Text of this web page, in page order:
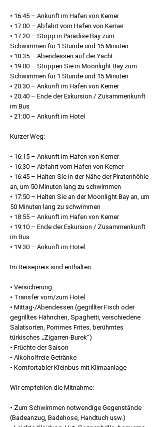
• 16:45 – Ankunft im Hafen von Kemer
• 17:00 – Abfahrt vom Hafen von Kemer
• 17:20 – Stopp in Paradise Bay zum
Schwimmen für 1 Stunde und 15 Minuten
• 18:35 – Abendessen auf der Yacht
• 19:00 – Stoppen Sie in Moonlight Bay zum
Schwimmen für 1 Stunde und 15 Minuten
• 20:30 – Ankunft im Hafen von Kemer
• 20:40 – Ende der Exkursion / Zusammenkunft
im Bus
• 21:00 – Ankunft im Hotel
Kurzer Weg:
• 16:15 – Ankunft im Hafen von Kemer
• 16:30 – Abfahrt vom Hafen von Kemer
• 16:45 – Halten Sie in der Nähe der Piratenhöhle
an, um 50 Minuten lang zu schwimmen
• 17:50 – Halten Sie an der Moonlight Bay an, um
50 Minuten lang zu schwimmen
• 18:55 – Ankunft im Hafen von Kemer
• 19:10 – Ende der Exkursion / Zusammenkunft
im Bus
• 19:30 – Ankunft im Hotel
Im Reisepreis sind enthalten:
• Versicherung
• Transfer vom/zum Hotel
• Mittag-/Abendessen (gegrillter Fisch oder
gegrilltes Hähnchen, Spaghetti, verschiedene
Salatsorten, Pommes Frites, berühmtes
türkisches „Zigarren-Burek“)
• Früchte der Saison
• Alkoholfreie Getränke
• Komfortabler Kleinbus mit Klimaanlage
Wir empfehlen die Mitnahme:
• Zum Schwimmen notwendige Gegenstände
(Badeanzug, Badehose, Handtuch usw.)